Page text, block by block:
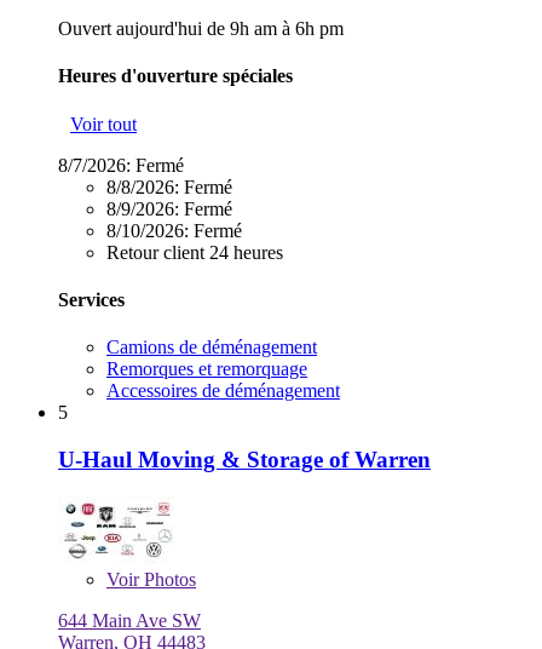
Ouvert aujourd'hui de 9h am à 6h pm
Heures d'ouverture spéciales
Voir tout
8/7/2026: Fermé
8/8/2026: Fermé
8/9/2026: Fermé
8/10/2026: Fermé
Retour client 24 heures
Services
Camions de déménagement
Remorques et remorquage
Accessoires de déménagement
5
U-Haul Moving & Storage of Warren
VoirPhotos
644 Main Ave SW
Warren, OH 44483